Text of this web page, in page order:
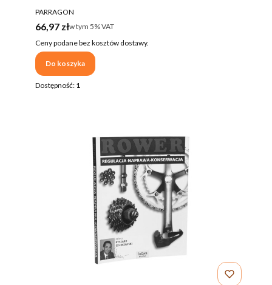
PRODUCENT
PARRAGON
Cena brutto
66,97 złw tym %s VAT
w tym 5%VAT
Ceny podane bez kosztów dostawy.
Do koszyka
Dostępność: 1